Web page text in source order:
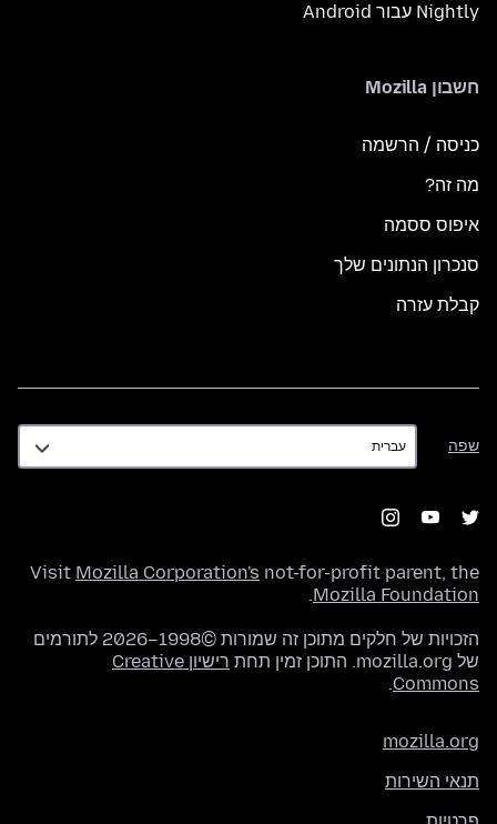
Nightly עבור Android
חשבון Mozilla
כניסה / הרשמה
מה זה?
איפוס ססמה
סנכרון הנתונים שלך
קבלת עזרה
שפה
שפה
Visit Mozilla Corporation's not-for-profit parent, the
Mozilla Foundation
.
הזכויות של חלקים מתוכן זה שמורות ©1998–2026 לתורמים
של mozilla.org. התוכן זמין תחת
רישיון Creative
Commons
.
mozilla.org
תנאי השירות